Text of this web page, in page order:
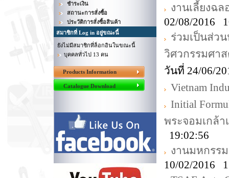
ชำระเงิน
สถานะการสั่งซื้อ
ประวัติการสั่งซื้อสินค้า
สมาชิกที่ Log in อยู่ขณะนี้
ยังไม่มีสมาชิกที่ล็อกอินในขณะนี้
บุคคลทั่วไป 13 คน
Products Information
Catalogue Download
งานเลี้ยงฉ
02/08/2016
ร่วมเป็นส่ว
วิศวกรรมศา
วันที่ 24/06/
Vietnam
Initial
พระจอมเกล้
19:02:56
งานมหกรร
10/02/2016